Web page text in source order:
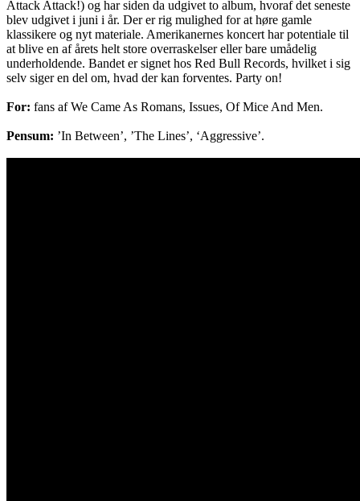
Attack Attack!) og har siden da udgivet to album, hvoraf det seneste
blev udgivet i juni i år. Der er rig mulighed for at høre gamle
klassikere og nyt materiale. Amerikanernes koncert har potentiale til
at blive en af årets helt store overraskelser eller bare umådelig
underholdende. Bandet er signet hos Red Bull Records, hvilket i sig
selv siger en del om, hvad der kan forventes. Party on!
For: fans af We Came As Romans, Issues, Of Mice And Men.
Pensum: ’In Between’, ’The Lines’, ‘Aggressive’.